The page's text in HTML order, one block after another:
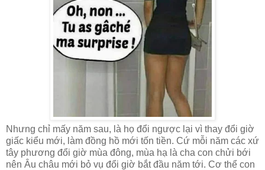
Nhưng chỉ mấy năm sau, là họ đổi ngược lại vì thay đổi giờ
giấc kiểu mới, làm đồng hồ mới tốn tiền. Cứ mỗi năm các xứ
tây phương đổi giờ mùa đông, mùa hạ là cha con chửi bới
nên Âu châu mới bỏ vụ đổi giờ bắt đầu năm tới. Cơ thể con